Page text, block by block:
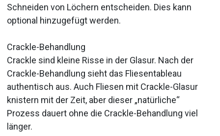
Schneiden von Löchern entscheiden. Dies kann
optional hinzugefügt werden.
Crackle-Behandlung
Crackle sind kleine Risse in der Glasur. Nach der
Crackle-Behandlung sieht das Fliesentableau
authentisch aus. Auch Fliesen mit Crackle-Glasur
knistern mit der Zeit, aber dieser „natürliche“
Prozess dauert ohne die Crackle-Behandlung viel
länger.